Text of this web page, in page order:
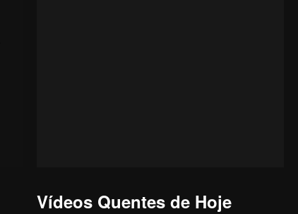
Vídeos Quentes de Hoje